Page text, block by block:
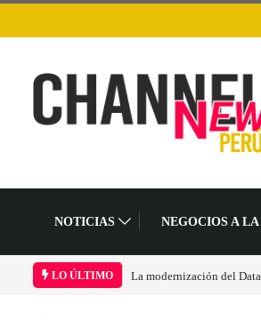
NOTICIAS NEGOCIOS A
LO ÚLTIMO La modernización del